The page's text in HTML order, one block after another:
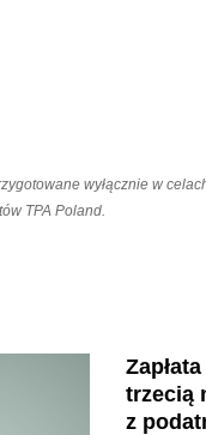
wyłącznie w
TPA Poland.
trzecią
z